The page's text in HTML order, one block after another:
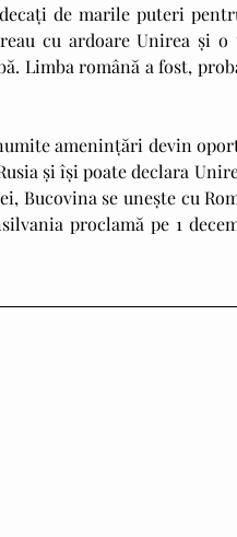
de marile puteri
cu ardoare Unirea și
Limba română a fost,
și își poate declara
Bucovina se unește cu
proclamă pe 1